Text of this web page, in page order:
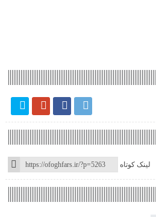
لینک کوتاه